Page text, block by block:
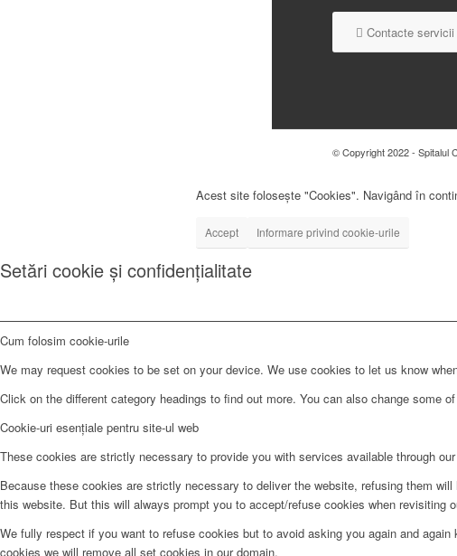
Contacte
© Copyright 2022 - Spitalul
Acest site folosește "Cookies". Navigând în
Accept Informare privind cookie-urile
Setări cookie și confidențialitate
Cum folosim cookie-urile
We may request cookies to be set on your device. We use cookies to let us know
Click on the different category headings to find out more. You can also change some
Cookie-uri esențiale pentru site-ul web
These cookies are strictly necessary to provide you with services available through
Because these cookies are strictly necessary to deliver the website, refusing them
this website. But this will always prompt you to accept/refuse cookies when revisiting
We fully respect if you want to refuse cookies but to avoid asking you again and
cookies we will remove all set cookies in our domain.